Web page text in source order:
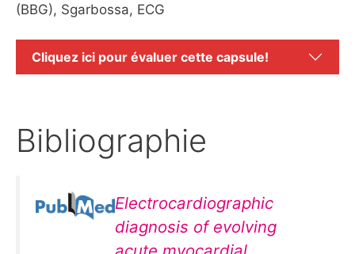
(BBG), Sgarbossa, ECG
Cliquez ici pour évaluer cette capsule!
Bibliographie
Electrocardiographic
diagnosis of evolving